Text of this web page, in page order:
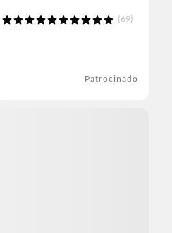
(69)
Patrocinado